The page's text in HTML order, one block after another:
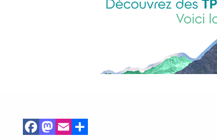
Facebook
Mastodon
Email